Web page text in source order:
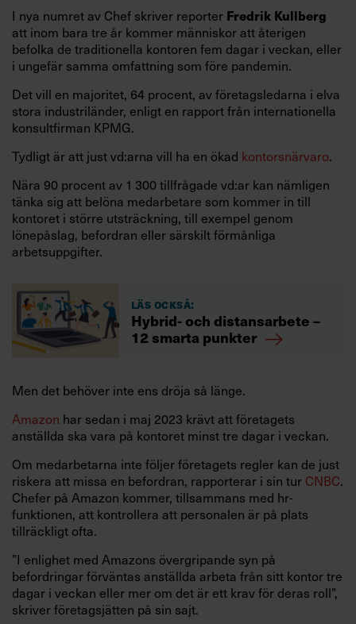
I nya numret av Chef skriver reporter Fredrik Kullberg
att inom bara tre år kommer människor att återigen
befolka de traditionella kontoren fem dagar i veckan, eller
i ungefär samma omfattning som före pandemin.
Det vill en majoritet, 64 procent, av företagsledarna i elva
stora industriländer, enligt en rapport från internationella
konsultfirman KPMG.
Tydligt är att just vd:arna vill ha en ökad kontorsnärvaro.
Nära 90 procent av 1 300 tillfrågade vd:ar kan nämligen
tänka sig att belöna medarbetare som kommer in till
kontoret i större utsträckning, till exempel genom
lönepåslag, befordran eller särskilt förmånliga
arbetsuppgifter.
Läs också:
Hybrid- och distansarbete –
12 smarta punkter
Men det behöver inte ens dröja så länge.
Amazon har sedan i maj 2023 krävt att företagets
anställda ska vara på kontoret minst tre dagar i veckan.
Om medarbetarna inte följer företagets regler kan de just
riskera att missa en befordran, rapporterar i sin tur CNBC.
Chefer på Amazon kommer, tillsammans med hr-
funktionen, att kontrollera att personalen är på plats
tillräckligt ofta.
”I enlighet med Amazons övergripande syn på
befordringar förväntas anställda arbeta från sitt kontor tre
dagar i veckan eller mer om det är ett krav för deras roll”,
skriver företagsjätten på sin sajt.